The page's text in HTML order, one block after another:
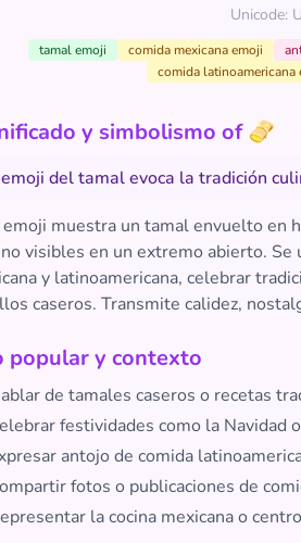
Unicode:
tamal emoji comida mexicana emoji
comida latinoamericana
y simbolismo of 🫔
del tamal evoca la tradición
emoji muestra un tamal envuelto en
visibles en un extremo abierto. Se
y latinoamericana, celebrar
caseros. Transmite calidez,
popular y contexto
de tamales caseros o recetas
festividades como la Navidad
antojo de comida
fotos o publicaciones de
la cocina mexicana o